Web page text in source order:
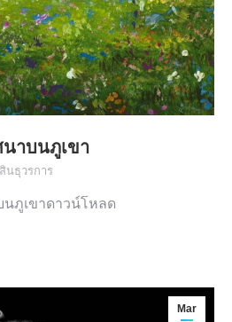
าบนภูเขา
นธุวรการ
ภูเขาดาวน์โหลด
Mar